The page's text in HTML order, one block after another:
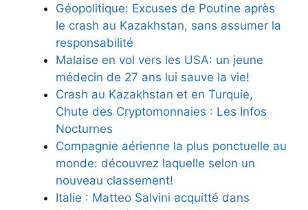
Géopolitique: Excuses de Poutine après
le crash au Kazakhstan, sans assumer la
responsabilité
Malaise en vol vers les USA: un jeune
médecin de 27 ans lui sauve la vie!
Crash au Kazakhstan et en Turquie,
Chute des Cryptomonnaies : Les Infos
Nocturnes
Compagnie aérienne la plus ponctuelle au
monde: découvrez laquelle selon un
nouveau classement!
Italie : Matteo Salvini acquitté dans